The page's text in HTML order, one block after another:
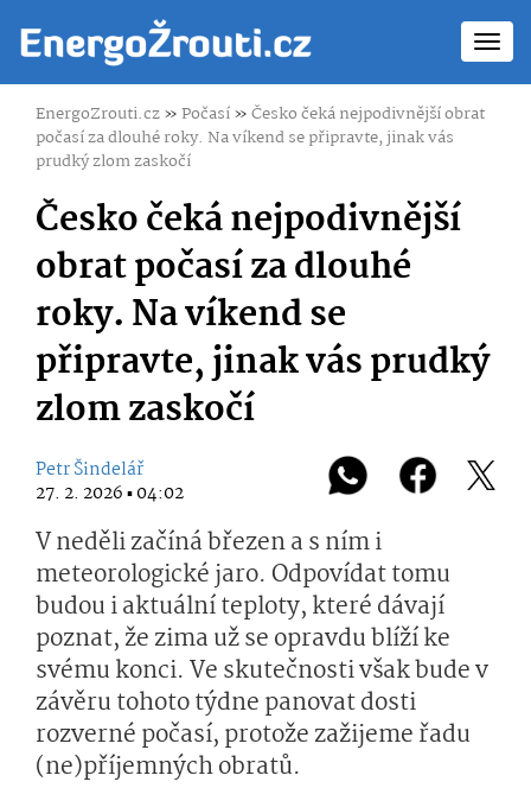
EnergoZrouti.cz»Počasí»Česko čeká nejpodivnější obrat
počasí za dlouhé roky. Na víkend se připravte, jinak vás
prudký zlom zaskočí
Česko čeká nejpodivnější
obrat počasí za dlouhé
roky. Na víkend se
připravte, jinak vás prudký
zlom zaskočí
Petr Šindelář
27. 2. 2026 ▪ 04:02
V neděli začíná březen a s ním i
meteorologické jaro. Odpovídat tomu
budou i aktuální teploty, které dávají
poznat, že zima už se opravdu blíží ke
svému konci. Ve skutečnosti však bude v
závěru tohoto týdne panovat dosti
rozverné počasí, protože zažijeme řadu
(ne)příjemných obratů.